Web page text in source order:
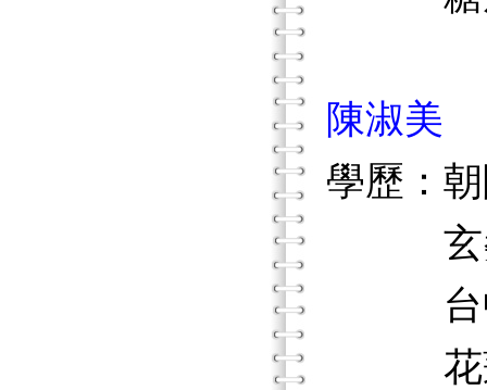
陳淑美
學歷：
玄奘
台中
花蓮